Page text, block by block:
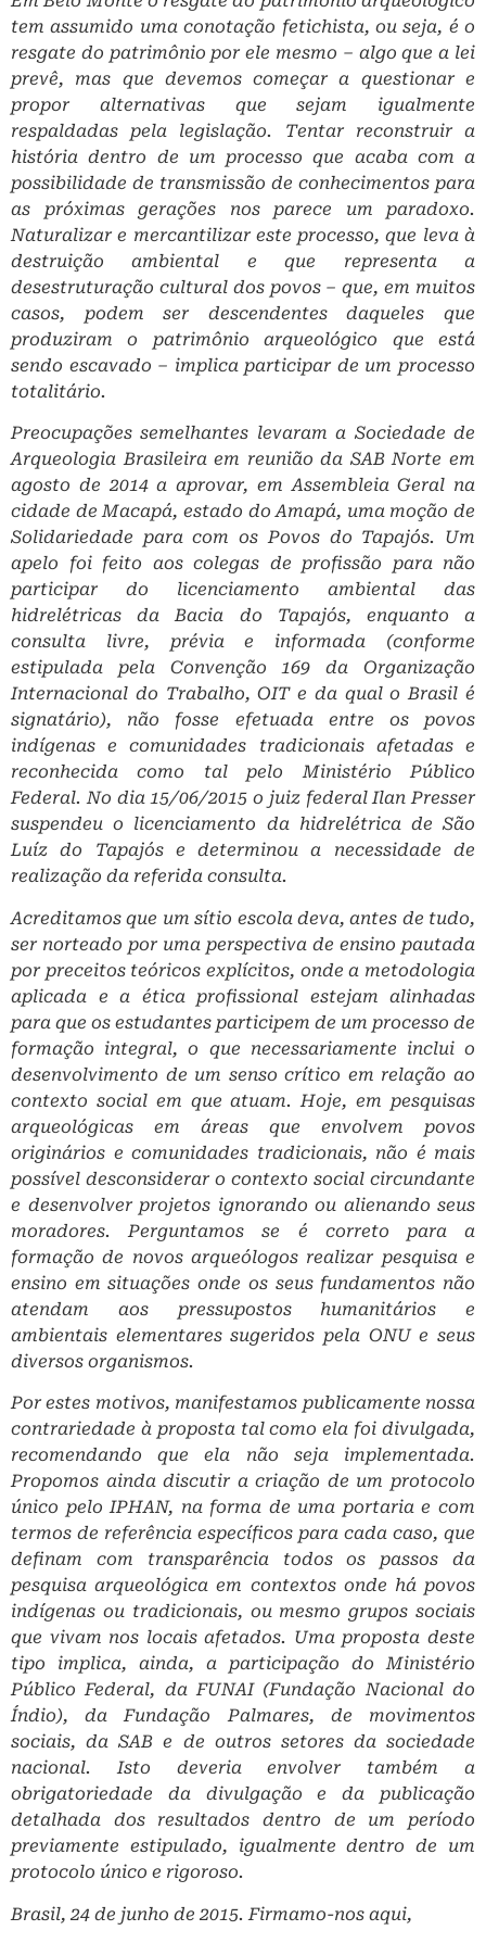
tem assumido uma conotação fetichista, ou seja, é o
resgate do patrimônio por ele mesmo – algo que a lei
prevê, mas que devemos começar a questionar e
propor alternativas que sejam igualmente
respaldadas pela legislação. Tentar reconstruir a
história dentro de um processo que acaba com a
possibilidade de transmissão de conhecimentos para
as próximas gerações nos parece um paradoxo.
Naturalizar e mercantilizar este processo, que leva à
destruição ambiental e que representa a
desestruturação cultural dos povos – que, em muitos
casos, podem ser descendentes daqueles que
produziram o patrimônio arqueológico que está
sendo escavado – implica participar de um processo
totalitário.
Preocupações semelhantes levaram a Sociedade de
Arqueologia Brasileira em reunião da SAB Norte em
agosto de 2014 a aprovar, em Assembleia Geral na
cidade de Macapá, estado do Amapá, uma moção de
Solidariedade para com os Povos do Tapajós. Um
apelo foi feito aos colegas de profissão para não
participar do licenciamento ambiental das
hidrelétricas da Bacia do Tapajós, enquanto a
consulta livre, prévia e informada (conforme
estipulada pela Convenção 169 da Organização
Internacional do Trabalho, OIT e da qual o Brasil é
signatário), não fosse efetuada entre os povos
indígenas e comunidades tradicionais afetadas e
reconhecida como tal pelo Ministério Público
Federal. No dia 15/06/2015 o juiz federal Ilan Presser
suspendeu o licenciamento da hidrelétrica de São
Luíz do Tapajós e determinou a necessidade de
realização da referida consulta.
Acreditamos que um sítio escola deva, antes de tudo,
ser norteado por uma perspectiva de ensino pautada
por preceitos teóricos explícitos, onde a metodologia
aplicada e a ética profissional estejam alinhadas
para que os estudantes participem de um processo de
formação integral, o que necessariamente inclui o
desenvolvimento de um senso crítico em relação ao
contexto social em que atuam. Hoje, em pesquisas
arqueológicas em áreas que envolvem povos
originários e comunidades tradicionais, não é mais
possível desconsiderar o contexto social circundante
e desenvolver projetos ignorando ou alienando seus
moradores. Perguntamos se é correto para a
formação de novos arqueólogos realizar pesquisa e
ensino em situações onde os seus fundamentos não
atendam aos pressupostos humanitários e
ambientais elementares sugeridos pela ONU e seus
diversos organismos.
Por estes motivos, manifestamos publicamente nossa
contrariedade à proposta tal como ela foi divulgada,
recomendando que ela não seja implementada.
Propomos ainda discutir a criação de um protocolo
único pelo IPHAN, na forma de uma portaria e com
termos de referência específicos para cada caso, que
definam com transparência todos os passos da
pesquisa arqueológica em contextos onde há povos
indígenas ou tradicionais, ou mesmo grupos sociais
que vivam nos locais afetados. Uma proposta deste
tipo implica, ainda, a participação do Ministério
Público Federal, da FUNAI (Fundação Nacional do
Índio), da Fundação Palmares, de movimentos
sociais, da SAB e de outros setores da sociedade
nacional. Isto deveria envolver também a
obrigatoriedade da divulgação e da publicação
detalhada dos resultados dentro de um período
previamente estipulado, igualmente dentro de um
protocolo único e rigoroso.
Brasil, 24 de junho de 2015. Firmamo-nos aqui,